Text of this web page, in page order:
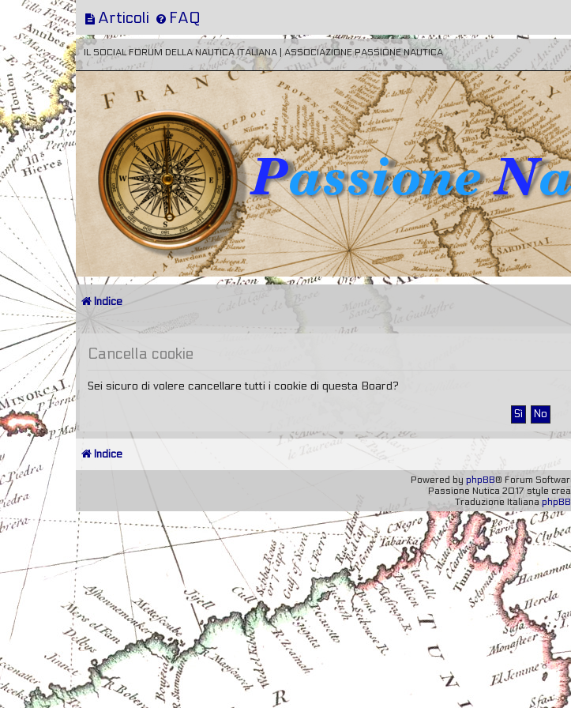
Articoli FAQ
IL SOCIAL FORUM DELLA NAUTICA ITALIANA | ASSOCIAZIONE PASSIONE NAUTICA
Indice
Cancella cookie
Sei sicuro di volere cancellare tutti i cookie di questa Board?
Indice
Powered by phpBB® Forum
Passione Nutica 2017 style
Traduzione Italiana